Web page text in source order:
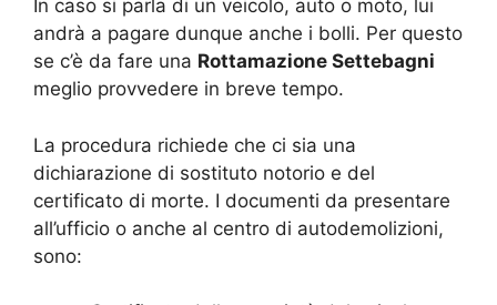
In caso si parla di un veicolo, auto o moto, lui
andrà a pagare dunque anche i bolli. Per questo
se c’è da fare una Rottamazione Settebagni
meglio provvedere in breve tempo.
La procedura richiede che ci sia una
dichiarazione di sostituto notorio e del
certificato di morte. I documenti da presentare
all’ufficio o anche al centro di autodemolizioni,
sono: